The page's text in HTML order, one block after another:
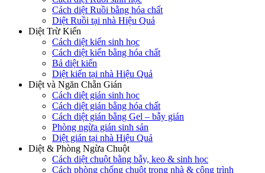
Cách diệt Ruồi bằng hóa chất
Diệt Ruồi tại nhà Hiệu Quả
Diệt Trừ Kiến
Cách diệt kiến sinh học
Cách diệt kiến bằng hóa chất
Bả diệt kiến
Diệt kiến tại nhà Hiệu Quả
Diệt và Ngăn Chẵn Gián
Cách diệt gián sinh học
Cách diệt gián bằng hóa chất
Cách diệt gián bằng Gel – bẫy gián
Phòng ngừa gián sinh sản
Diệt gián tại nhà Hiệu Quả
Diệt & Phòng Ngừa Chuột
Cách diệt chuột bằng bẫy, keo & sinh học
Cách phòng chống chuột trong nhà & công trình